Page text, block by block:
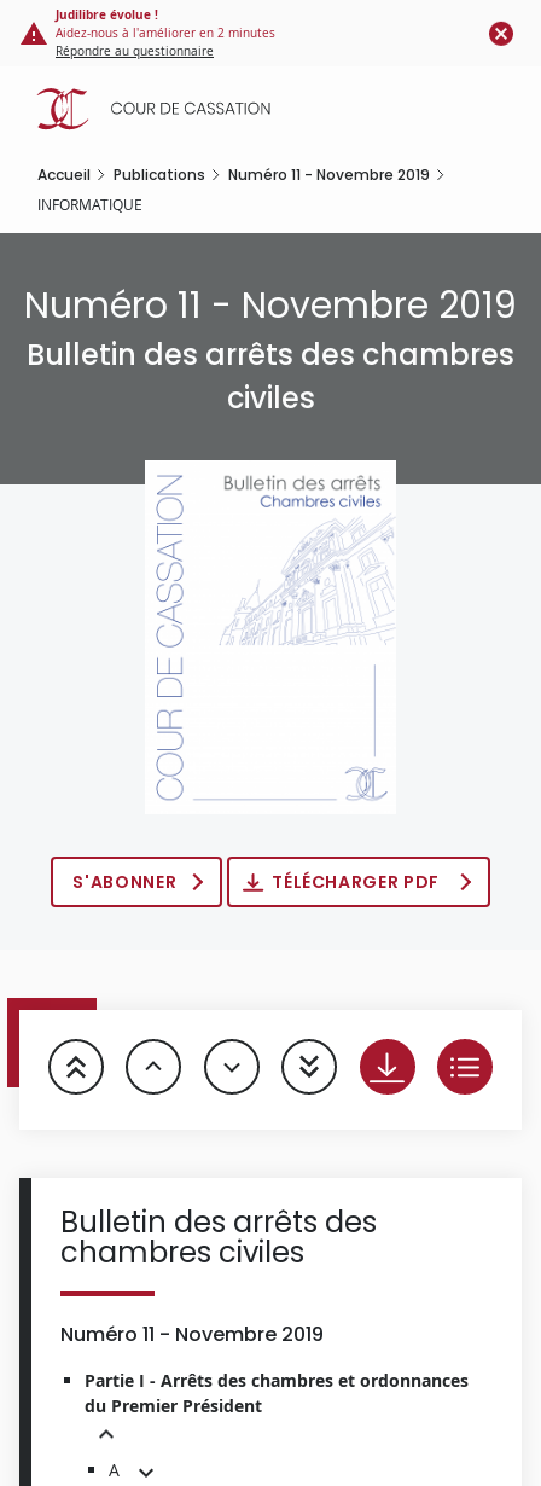
Panneau de gestion des cookies
contenu
principal
Judilibre évolue !
Aidez-nous à l'améliorer en 2 minutes
Répondre au questionnaire
Accueil Publications Numéro 11 - Novembre 2019
INFORMATIQUE
Numéro 11 - Novembre 2019
Bulletin des arrêts des chambres
civiles
S'ABONNER TÉLÉCHARGER PDF
Bulletin des arrêts des
chambres civiles
Numéro 11 - Novembre 2019
Partie I - Arrêts des chambres et ordonnances
du Premier Président
A